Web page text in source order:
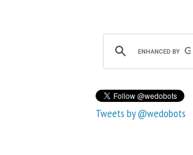
Tweets by @wedobots